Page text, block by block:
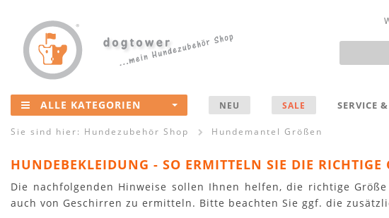
ALLE KATEGORIEN NEU SALE SERVICE
Sie sind hier: Hundezubehör Shop Hundemantel Größen
HUNDEBEKLEIDUNG - SO ERMITTELN SIE DIE RICHTIGE
Die nachfolgenden Hinweise sollen Ihnen helfen, die richtige
auch von Geschirren zu ermitteln. Bitte beachten Sie ggf. die